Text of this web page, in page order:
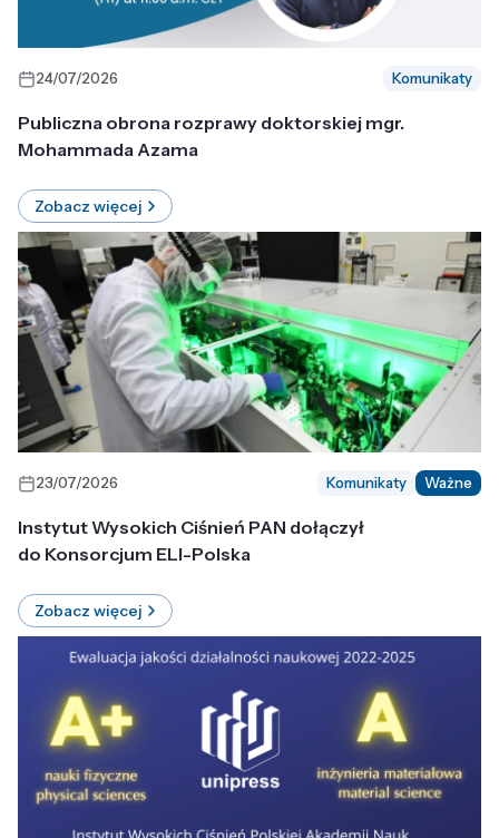
24/07/2026 Komunikaty
Publiczna obrona rozprawy doktorskiej mgr.
Mohammada Azama
Zobacz więcej
23/07/2026 Komunikaty Ważne
Instytut Wysokich Ciśnień PAN dołączył
do Konsorcjum ELI-Polska
Zobacz więcej